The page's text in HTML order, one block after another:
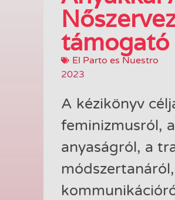
támogató
El Parto es Nuestro
2023
A kézikönyv
feminizmusról,
anyaságról, a